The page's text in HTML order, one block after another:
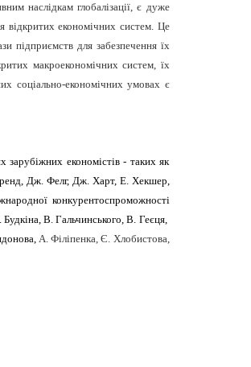
наслідкам глобалізації, є дуже
відкритих економічних систем. Це
підприємств для забезпечення їх
макроекономічних систем, їх
соціально-економічних умовах є
зарубіжних економістів - таких як
Дж. Фелг, Дж. Харт, Е. Хекшер,
конкурентоспроможності
В. Гальчинського, В. Геєця,
А. Філіпенка, Є. Хлобистова,